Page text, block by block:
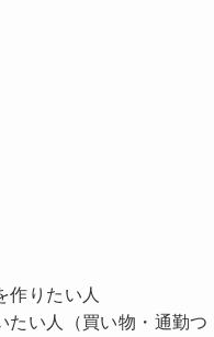
作りたい人
たい人（買い物・通勤つ